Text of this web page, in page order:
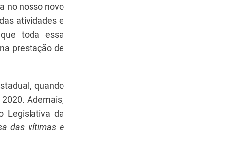
no nosso novo
atividades e
toda essa
prestação de
quando
Ademais,
Legislativa da
das vítimas e